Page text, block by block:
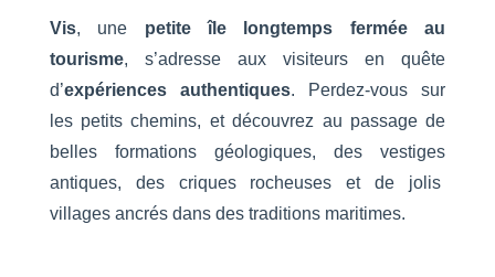
Vis, une petite île longtemps fermée au
tourisme, s’adresse aux visiteurs en quête
d’expériences authentiques. Perdez-vous sur
les petits chemins, et découvrez au passage de
belles formations géologiques, des vestiges
antiques, des criques rocheuses et de jolis
villages ancrés dans des traditions maritimes.